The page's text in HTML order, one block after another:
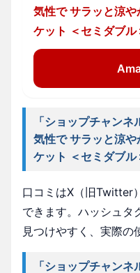
気性で サラッと涼
ケット ＜セミダブル
「ショップチャン
気性で サラッと涼
ケット ＜セミダブル
口コミはX（旧Twitter
できます。ハッシュタ
見つけやすく、実際の
「ショップチャン